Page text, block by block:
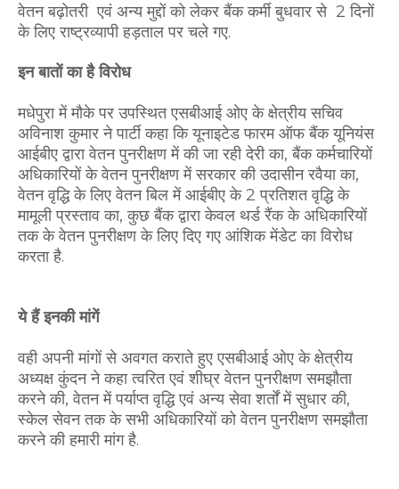
वेतन बढ़ोतरी एवं अन्य मुद्दों को लेकर बैंक कर्मी बुधवार से 2 दिनों
के लिए राष्ट्रव्यापी हड़ताल पर चले गए.
इन बातों का है विरोध
मधेपुरा में मौके पर उपस्थित एसबीआई ओए के क्षेत्रीय सचिव
अविनाश कुमार ने पार्टी कहा कि यूनाइटेड फारम ऑफ बैंक यूनियंस
आईबीए द्वारा वेतन पुनरीक्षण में की जा रही देरी का, बैंक कर्मचारियों
अधिकारियों के वेतन पुनरीक्षण में सरकार की उदासीन रवैया का,
वेतन वृद्धि के लिए वेतन बिल में आईबीए के 2 प्रतिशत वृद्धि के
मामूली प्रस्ताव का, कुछ बैंक द्वारा केवल थर्ड रैंक के अधिकारियों
तक के वेतन पुनरीक्षण के लिए दिए गए आंशिक मेंडेट का विरोध
करता है.
ये हैं इनकी मांगें
वही अपनी मांगों से अवगत कराते हुए एसबीआई ओए के क्षेत्रीय
अध्यक्ष कुंदन ने कहा त्वरित एवं शीघ्र वेतन पुनरीक्षण समझौता
करने की, वेतन में पर्याप्त वृद्धि एवं अन्य सेवा शर्तों में सुधार की,
स्केल सेवन तक के सभी अधिकारियों को वेतन पुनरीक्षण समझौता
करने की हमारी मांग है.